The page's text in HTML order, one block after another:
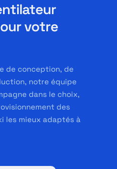
votre
de conception, de
notre équipe
dans le choix,
des
les mieux adaptés à